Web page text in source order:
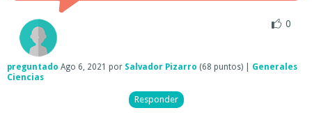
0
preguntado Ago 6, 2021 por Salvador Pizarro (68 puntos)
Generales
Ciencias